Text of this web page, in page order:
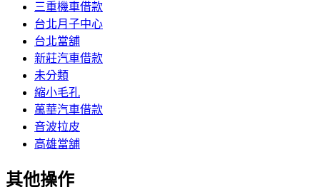
三重機車借款
台北月子中心
台北當舖
新莊汽車借款
未分類
縮小毛孔
萬華汽車借款
音波拉皮
高雄當舖
其他操作